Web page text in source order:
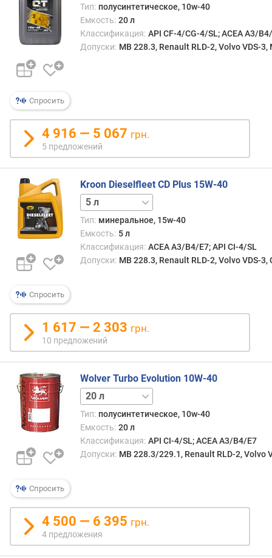
Спросить
Тип: полусинтетическое, 10w-40
Емкость: 20 л
Классификация: API CF-4/CG-4/SL; ACEA A3/
Допуски: MB 228.3, Renault RLD-2, Volvo VDS-
4 916 — 5 067 грн.
5 предложений
Спросить
Kroon Dieselfleet CD Plus 15W-40
1 л 15 л
Тип: минеральное, 15w-40
Емкость: 5 л
Классификация: ACEA A3/B4/E7; API CI-4/SL
Допуски: MB 228.3, Renault RLD-2, Volvo VDS-
1 617 — 2 303 грн.
10 предложений
Спросить
Wolver Turbo Evolution 10W-40
1 л4 л
Тип: полусинтетическое, 10w-40
Емкость: 20 л
Классификация: API CI-4/SL; ACEA A3/B4/E7
Допуски: MB 228.3/229.1, Renault RLD-2, Volvo
4 500 — 6 395 грн.
4 предложения